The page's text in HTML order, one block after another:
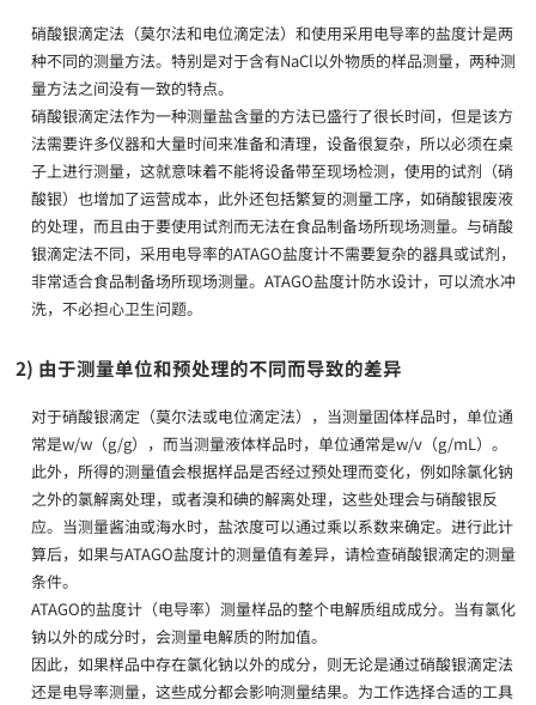
硝酸银滴定法（莫尔法和电位滴定法）和使用采用电导率的盐度计是两
种不同的测量方法。特别是对于含有NaCl以外物质的样品测量，两种测
量方法之间没有一致的特点。
硝酸银滴定法作为一种测量盐含量的方法已盛行了很长时间，但是该方
法需要许多仪器和大量时间来准备和清理，设备很复杂，所以必须在桌
子上进行测量，这就意味着不能将设备带至现场检测，使用的试剂（硝
酸银）也增加了运营成本，此外还包括繁复的测量工序，如硝酸银废液
的处理，而且由于要使用试剂而无法在食品制备场所现场测量。与硝酸
银滴定法不同，采用电导率的ATAGO盐度计不需要复杂的器具或试剂，
非常适合食品制备场所现场测量。ATAGO盐度计防水设计，可以流水冲
洗，不必担心卫生问题。
2) 由于测量单位和预处理的不同而导致的差异
对于硝酸银滴定（莫尔法或电位滴定法），当测量固体样品时，单位通
常是w/w（g/g），而当测量液体样品时，单位通常是w/v（g/mL）。
此外，所得的测量值会根据样品是否经过预处理而变化，例如除氯化钠
之外的氯解离处理，或者溴和碘的解离处理，这些处理会与硝酸银反
应。当测量酱油或海水时，盐浓度可以通过乘以系数来确定。进行此计
算后，如果与ATAGO盐度计的测量值有差异，请检查硝酸银滴定的测量
条件。
ATAGO的盐度计（电导率）测量样品的整个电解质组成成分。当有氯化
钠以外的成分时，会测量电解质的附加值。
因此，如果样品中存在氯化钠以外的成分，则无论是通过硝酸银滴定法
还是电导率测量，这些成分都会影响测量结果。为工作选择合适的工具